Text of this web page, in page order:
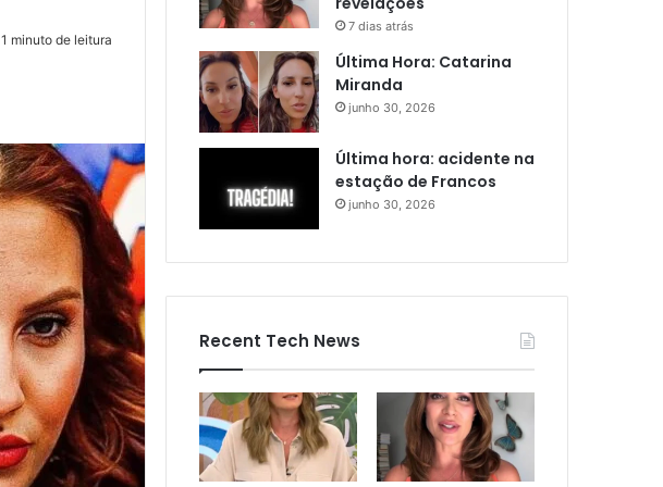
1 minuto de leitura
7 dias atrás
Última Hora: Catarina
Miranda
junho 30, 2026
Última hora: acidente na
estação de Francos
junho 30, 2026
Recent Tech News